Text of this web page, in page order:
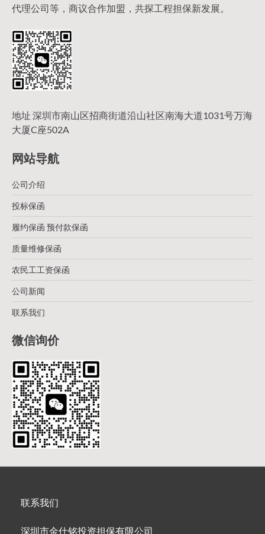
代理公司等，商议合作加盟，共探工程担保新发展。
地址 深圳市南山区招商街道沿山社区南海大道1031号万海
大厦C座502A
网站导航
公司介绍
投标保函
履约保函 预付款保函
质量维修保函
农民工工资保函
公司新闻
联系我们
微信询价
联系我们
深圳市金仕铭投资担保有限公司